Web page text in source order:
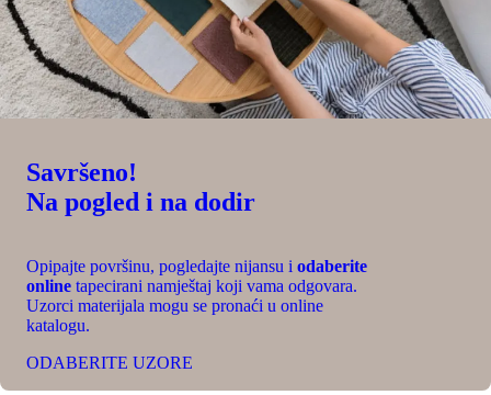
Savršeno!
Na pogled i na dodir
Opipajte površinu, pogledajte nijansu i odaberite
online tapecirani namještaj koji vama odgovara.
Uzorci materijala mogu se pronaći u online
katalogu.
ODABERITE UZORE